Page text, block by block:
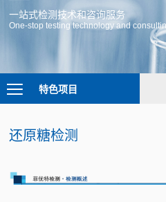
一站式检测技术和咨询服务
One-stop testing technology and
特色项目
还原糖检测